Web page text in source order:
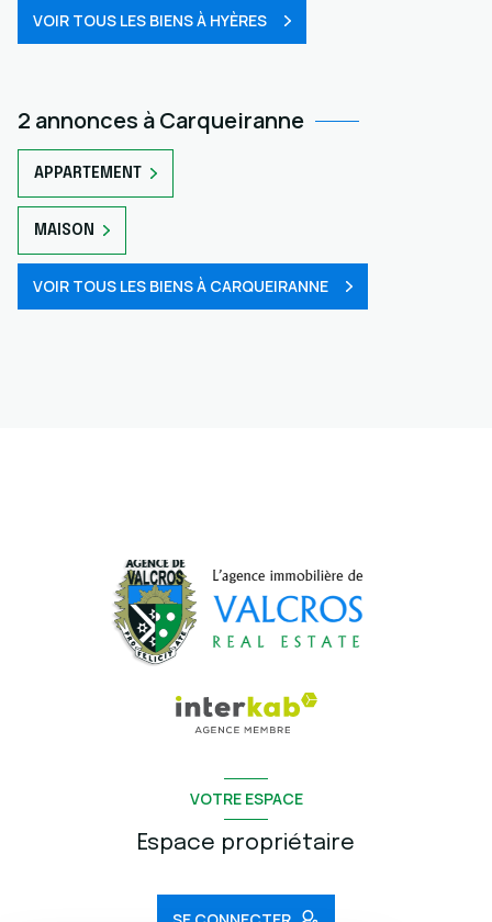
VOIR TOUS LES BIENS À HYÈRES
2 annonces à Carqueiranne
APPARTEMENT
MAISON
VOIR TOUS LES BIENS À CARQUEIRANNE
VOTRE ESPACE
Espace propriétaire